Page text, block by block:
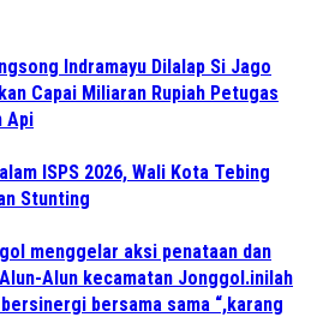
Indramayu Dilalap Si Jago
Capai Miliaran Rupiah Petugas
Api
ISPS 2026, Wali Kota Tebing
Stunting
menggelar aksi penataan dan
Alun kecamatan Jonggol.inilah
bersama sama “,karang